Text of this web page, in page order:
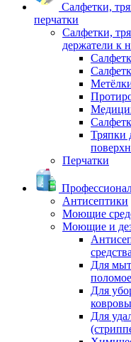
Салфетки,
перчатки
Салфетки,
держатели к
Тряпки
Перчатки
Антисептики
Моющие
Моющие и
Для
Для
Для